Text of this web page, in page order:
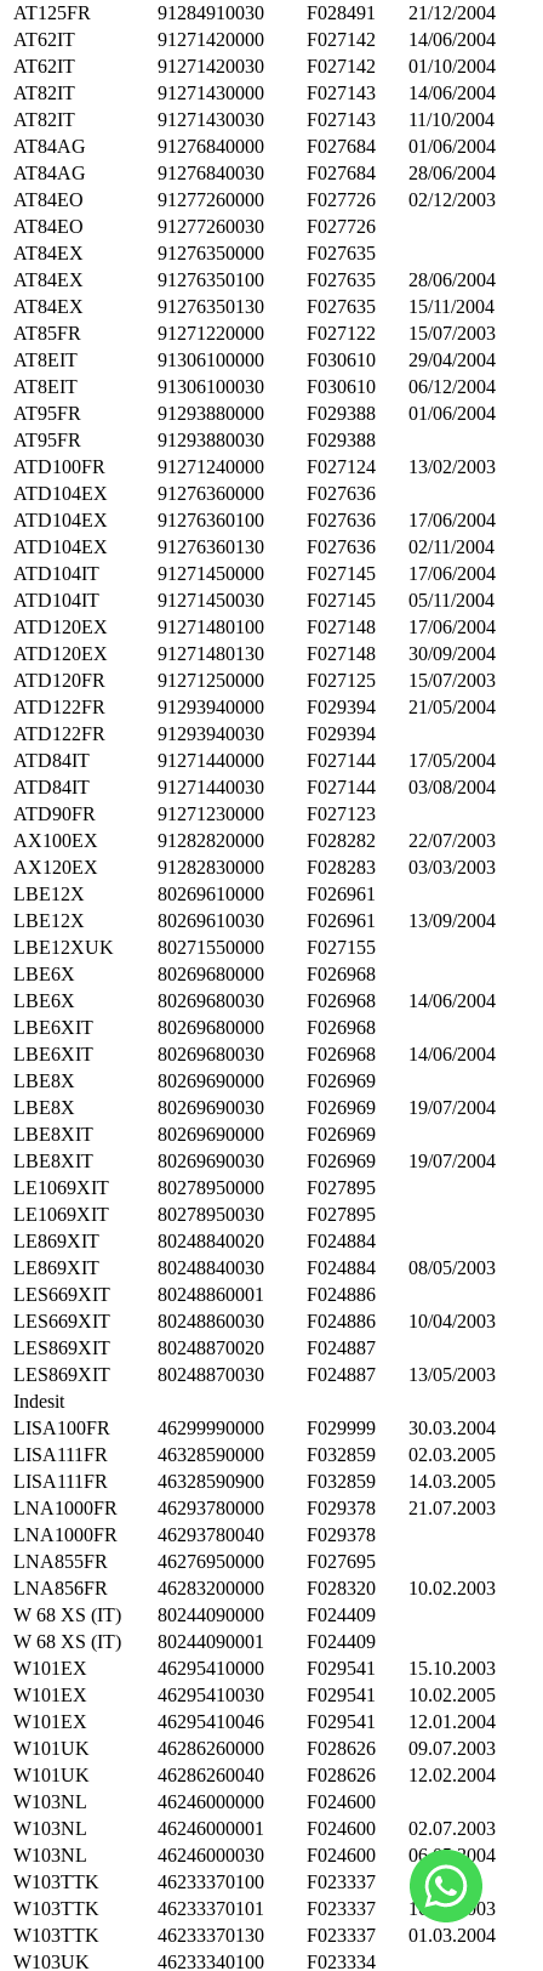
AT125FR
91284910030 F028491
21/12/2004
AT62IT
91271420000 F027142
14/06/2004
AT62IT
91271420030 F027142
01/10/2004
AT82IT
91271430000 F027143
14/06/2004
AT82IT
91271430030 F027143
11/10/2004
AT84AG
91276840000 F027684
01/06/2004
AT84AG
91276840030 F027684
28/06/2004
AT84EO
91277260000 F027726
02/12/2003
AT84EO
91277260030
F027726
AT84EX
91276350000
F027635
AT84EX
91276350100 F027635
28/06/2004
AT84EX
91276350130 F027635
15/11/2004
AT85FR
91271220000 F027122
15/07/2003
AT8EIT
91306100000 F030610
29/04/2004
AT8EIT
91306100030 F030610
06/12/2004
AT95FR
91293880000 F029388
01/06/2004
AT95FR
91293880030
F029388
ATD100FR
91271240000 F027124
13/02/2003
ATD104EX
91276360000
F027636
ATD104EX
91276360100 F027636
17/06/2004
ATD104EX
91276360130 F027636
02/11/2004
ATD104IT
91271450000 F027145
17/06/2004
ATD104IT
91271450030 F027145
05/11/2004
ATD120EX
91271480100 F027148
17/06/2004
ATD120EX
91271480130 F027148
30/09/2004
ATD120FR
91271250000 F027125
15/07/2003
ATD122FR
91293940000 F029394
21/05/2004
ATD122FR
91293940030
F029394
ATD84IT
91271440000 F027144
17/05/2004
ATD84IT
91271440030 F027144
03/08/2004
ATD90FR
91271230000
F027123
AX100EX
91282820000 F028282
22/07/2003
AX120EX
91282830000 F028283
03/03/2003
LBE12X
80269610000
F026961
LBE12X
80269610030 F026961
13/09/2004
LBE12XUK
80271550000
F027155
LBE6X
80269680000
F026968
LBE6X
80269680030 F026968
14/06/2004
LBE6XIT
80269680000
F026968
LBE6XIT
80269680030 F026968
14/06/2004
LBE8X
80269690000
F026969
LBE8X
80269690030 F026969
19/07/2004
LBE8XIT
80269690000
F026969
LBE8XIT
80269690030 F026969
19/07/2004
LE1069XIT
80278950000
F027895
LE1069XIT
80278950030
F027895
LE869XIT
80248840020
F024884
LE869XIT
80248840030 F024884
08/05/2003
LES669XIT
80248860001
F024886
LES669XIT
80248860030 F024886
10/04/2003
LES869XIT
80248870020
F024887
LES869XIT
80248870030 F024887
13/05/2003
Indesit
LISA100FR
46299990000 F029999
30.03.2004
LISA111FR
46328590000 F032859
02.03.2005
LISA111FR
46328590900 F032859
14.03.2005
LNA1000FR
46293780000 F029378
21.07.2003
LNA1000FR
46293780040
F029378
LNA855FR
46276950000
F027695
LNA856FR
46283200000 F028320
10.02.2003
W 68 XS (IT)
80244090000
F024409
W 68 XS (IT)
80244090001
F024409
W101EX
46295410000 F029541
15.10.2003
W101EX
46295410030 F029541
10.02.2005
W101EX
46295410046 F029541
12.01.2004
W101UK
46286260000 F028626
09.07.2003
W101UK
46286260040 F028626
12.02.2004
W103NL
46246000000
F024600
W103NL
46246000001 F024600
02.07.2003
W103NL
46246000030 F024600
06.05.2004
W103TTK
46233370100
F023337
W103TTK
46233370101 F023337
16.09.2003
W103TTK
46233370130 F023337
01.03.2004
W103UK
46233340100 F023334